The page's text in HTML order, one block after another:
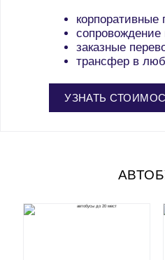
корпоративные
сопровождение
заказные
трансфер в
УЗНАТЬ